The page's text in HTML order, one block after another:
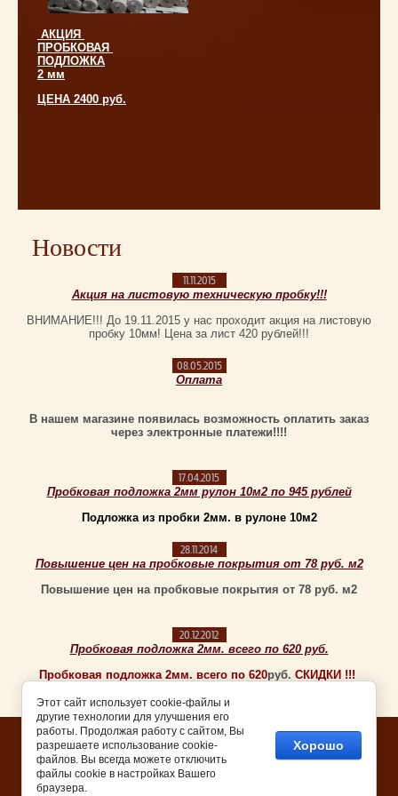
АКЦИЯ
ПРОБКОВАЯ
ПОДЛОЖКА
2 мм
ЦЕНА 2400 руб.
Новости
11.11.2015
Акция на листовую техническую пробку!!!
ВНИМАНИЕ!!! До 19.11.2015 у нас проходит акция на листовую
пробку 10мм! Цена за лист 420 рублей!!!
08.05.2015
Оплата
В нашем магазине появилась возможность оплатить заказ
через электронные платежи!!!!
17.04.2015
Пробковая подложка 2мм рулон 10м2 по 945 рублей
Подложка из пробки 2мм. в рулоне 10м2
28.11.2014
Повышение цен на пробковые покрытия от 78 руб. м2
Повышение цен на пробковые покрытия от 78 руб. м2
20.12.2012
Пробковая подложка 2мм. всего по 620 руб.
Пробковая подложка 2мм. всего по 620руб. СКИДКИ !!!
Copyright © 2011 - 2026
платформа для интернет
магазина
Этот сайт использует cookie-файлы и
другие технологии для улучшения его
работы. Продолжая работу с сайтом, Вы
разрешаете использование cookie-
файлов. Вы всегда можете отключить
файлы cookie в настройках Вашего
браузера.
Хорошо